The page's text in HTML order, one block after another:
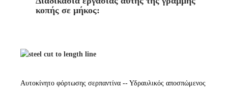
κοπής σε μήκος:
Αυτοκίνητο φόρτωσης σερπαντίνα -- Υδραυλικός αποσπώμενος